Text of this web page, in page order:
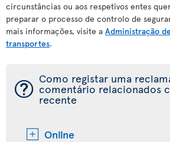
circunstâncias ou aos respetivos entes
preparar o processo de controlo de
mais informações, visite a Administração
transportes.
¯ Como registar uma
comentário relacionados
recente
Online